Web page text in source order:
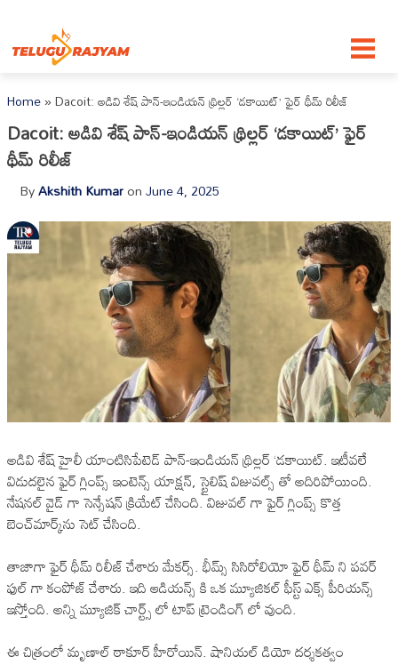
Home»Dacoit: అడివి శేష్ పాన్-ఇండియన్ థ్రిల్లర్ ‘డకాయిట్’ ఫైర్ థీమ్ రిలీజ్
Dacoit: అడివి శేష్ పాన్-ఇండియన్ థ్రిల్లర్ ‘డకాయిట్’ ఫైర్
థీమ్ రిలీజ్
ByAkshith KumaronJune 4, 2025
అడివి శేష్ హైలీ యాంటిసిపేటెడ్ పాన్-ఇండియన్ థ్రిల్లర్ ‘డకాయిట్. ఇటీవలే
విడుదలైన ఫైర్ గ్లింప్స్ ఇంటెన్స్ యాక్షన్, స్టైలిష్‌ విజువల్స్ తో అదిరిపోయింది.
నేషనల్ వైడ్ గా సెన్సేషన్ క్రియేట్ చేసింది. విజువల్ గా ఫైర్ గ్లింప్స్ కొత్త
బెంచ్‌మార్క్‌ను సెట్ చేసింది.
తాజాగా ఫైర్ థీమ్ రిలీజ్ చేశారు మేకర్స్. భీమ్స్ సిసిరోలియో ఫైర్ థీమ్ ని పవర్
ఫుల్ గా కంపోజ్ చేశారు. ఇది ఆడియన్స్ కి ఒక మ్యూజికల్ ఫీస్ట్ ఎక్స్ పీరియన్స్
ఇస్తోంది. అన్ని మ్యూజిక్ చార్ట్స్ లో టాప్ ట్రెండింగ్ లో వుంది.
ఈ చిత్రంలో మృణాల్ ఠాకూర్ హీరోయిన్. షానియల్ డియో దర్శకత్వం